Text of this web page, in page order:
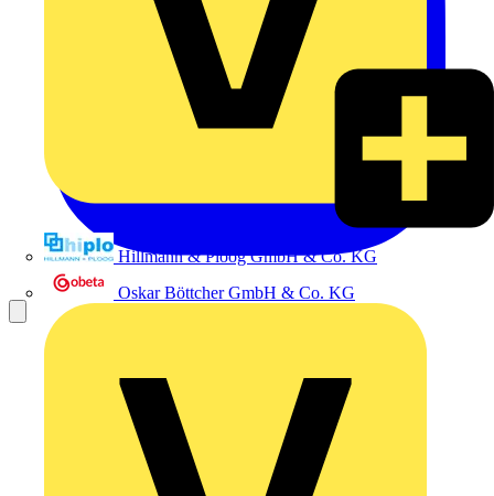
Hillmann & Ploog GmbH & Co. KG
Oskar Böttcher GmbH & Co. KG